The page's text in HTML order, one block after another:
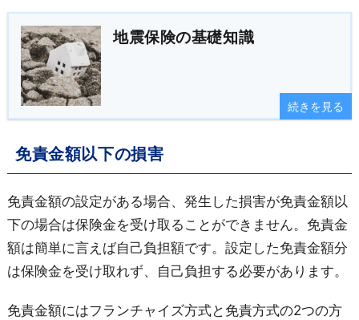
地震保険の基礎知識
続きを見る
免責金額以下の損害
免責金額の設定がある場合、発生した損害が免責金額以
下の場合は保険金を受け取ることができません。免責金
額は簡単に言えば自己負担額です。設定した免責金額分
は保険金を受け取れず、自己負担する必要があります。
免責金額にはフランチャイズ方式と免責方式の2つの方